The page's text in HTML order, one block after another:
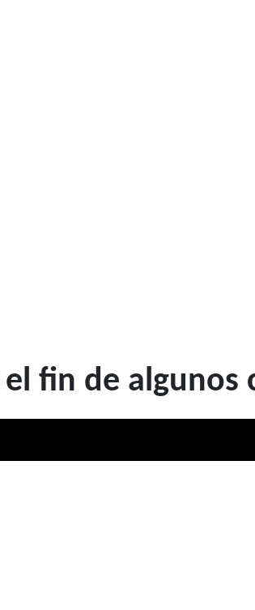
fin de algunos